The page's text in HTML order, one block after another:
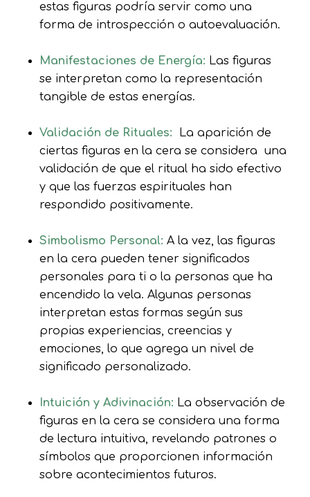
estas figuras podría servir como una
forma de introspección o autoevaluación.
Manifestaciones de Energía: Las figuras
se interpretan como la representación
tangible de estas energías.
Validación de Rituales: La aparición de
ciertas figuras en la cera se considera una
validación de que el ritual ha sido efectivo
y que las fuerzas espirituales han
respondido positivamente.
Simbolismo Personal: A la vez, las figuras
en la cera pueden tener significados
personales para ti o la personas que ha
encendido la vela. Algunas personas
interpretan estas formas según sus
propias experiencias, creencias y
emociones, lo que agrega un nivel de
significado personalizado.
Intuición y Adivinación: La observación de
figuras en la cera se considera una forma
de lectura intuitiva, revelando patrones o
símbolos que proporcionen información
sobre acontecimientos futuros.